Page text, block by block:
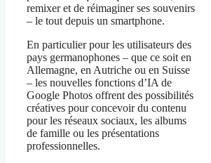
remixer et de réimaginer ses souvenirs
– le tout depuis un smartphone.
En particulier pour les utilisateurs des
pays germanophones – que ce soit en
Allemagne, en Autriche ou en Suisse
– les nouvelles fonctions d’IA de
Google Photos offrent des possibilités
créatives pour concevoir du contenu
pour les réseaux sociaux, les albums
de famille ou les présentations
professionnelles.